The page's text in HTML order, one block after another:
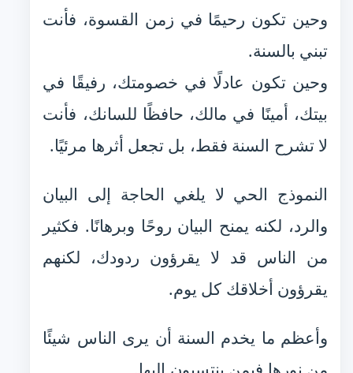
وحين تكون رحيمًا في زمن القسوة، فأنت
تبني بالسنة.
وحين تكون عادلًا في خصومتك، رفيقًا في
بيتك، أمينًا في مالك، حافظًا للسانك، فأنت
لا تشرح السنة فقط، بل تجعل أثرها مرئيًا.
النموذج الحي لا يلغي الحاجة إلى البيان
والرد، لكنه يمنح البيان روحًا وبرهانًا. فكثير
من الناس قد لا يقرؤون ردودك، لكنهم
يقرؤون أخلاقك كل يوم.
وأعظم ما يخدم السنة أن يرى الناس شيئًا